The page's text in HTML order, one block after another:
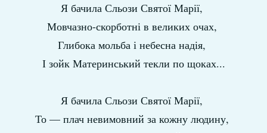
Я бачила Сльози Святої Марії,
Мовчазно-скорботні в великих очах,
Глибока мольба і небесна надія,
І зойк Материнський текли по щоках...
Я бачила Сльози Святої Марії,
То — плач невимовний за кожну людину,